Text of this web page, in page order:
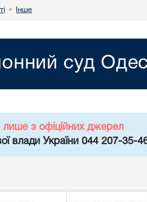
• Інше
суд
з офіційних джерел
влади України 044 207-35-